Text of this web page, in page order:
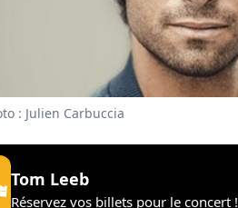
: Julien Carbuccia
Tom Leeb
Réservez vos billets pour le concert !